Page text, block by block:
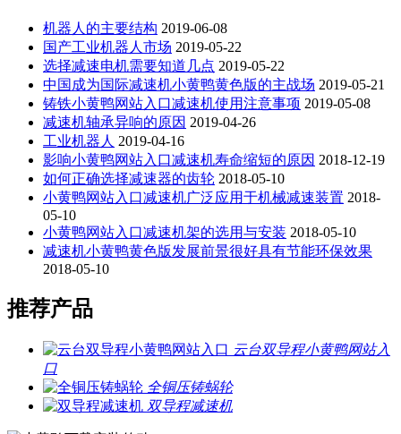
机器人的主要结构 2019-06-08
国产工业机器人市场 2019-05-22
选择减速电机需要知道几点 2019-05-22
中国成为国际减速机小黄鸭黄色版的主战场 2019-05-21
铸铁小黄鸭网站入口减速机使用注意事项 2019-05-08
减速机轴承异响的原因 2019-04-26
工业机器人 2019-04-16
影响小黄鸭网站入口减速机寿命缩短的原因 2018-12-19
如何正确选择减速器的齿轮 2018-05-10
小黄鸭网站入口减速机广泛应用于机械减速装置 2018-
05-10
小黄鸭网站入口减速机架的选用与安装 2018-05-10
减速机小黄鸭黄色版发展前景很好具有节能环保效果
2018-05-10
推荐产品
云台双导程小黄鸭网站入
口
全铜压铸蜗轮
双导程减速机